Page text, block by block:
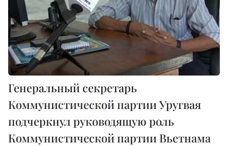
Генеральный секретарь
Коммунистической партии Уругвая
подчеркнул руководящую роль
Коммунистической партии Вьетнама